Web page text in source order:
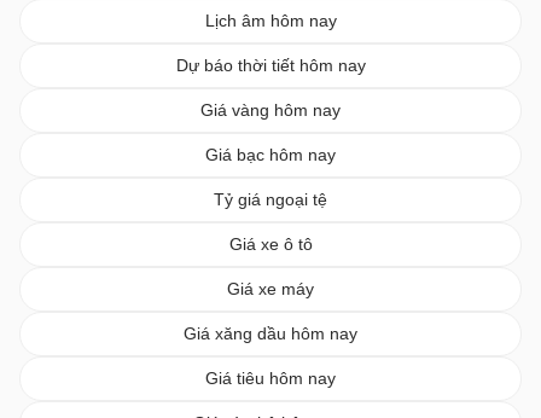
Lịch âm hôm nay
Dự báo thời tiết hôm nay
Giá vàng hôm nay
Giá bạc hôm nay
Tỷ giá ngoại tệ
Giá xe ô tô
Giá xe máy
Giá xăng dầu hôm nay
Giá tiêu hôm nay